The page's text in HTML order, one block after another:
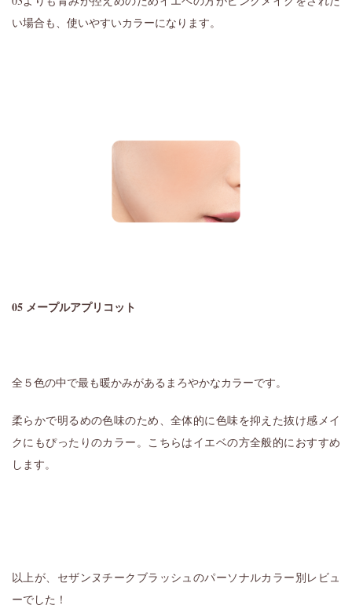
い場合も、使いやすいカラーになります。
05 メープルアプリコット
全５色の中で最も暖かみがあるまろやかなカラーです。
柔らかで明るめの色味のため、全体的に色味を抑えた抜け感メイ
クにもぴったりのカラー。こちらはイエベの方全般的におすすめ
します。
以上が、セザンヌチークブラッシュのパーソナルカラー別レビュ
ーでした！